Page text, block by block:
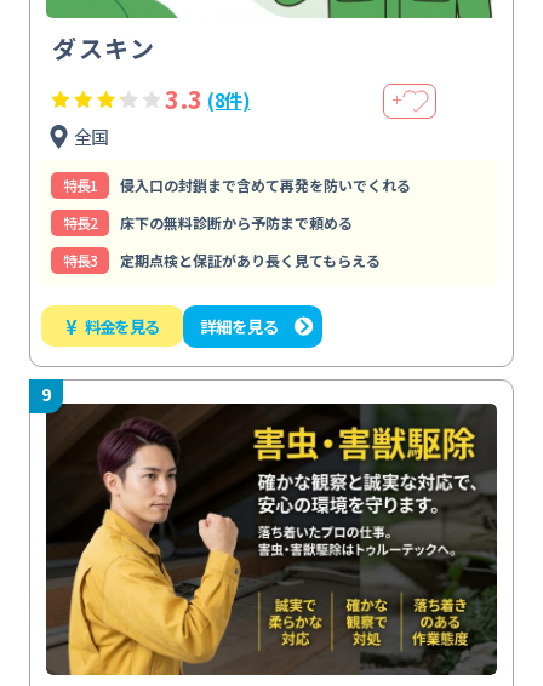
ダスキン
3.3 (8件) ＋
全国
特⻑1
侵入口の封鎖まで含めて再発を防いでくれる
特⻑2
床下の無料診断から予防まで頼める
特⻑3
定期点検と保証があり長く見てもらえる
¥ 料金を見る 詳細を見る
9